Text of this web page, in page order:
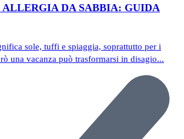
DA SABBIA: GUIDA
sole, tuffi e spiaggia, soprattutto per i
una vacanza può trasformarsi in disagio...